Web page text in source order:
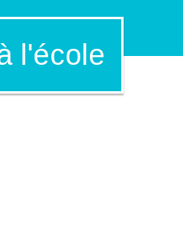
l'école